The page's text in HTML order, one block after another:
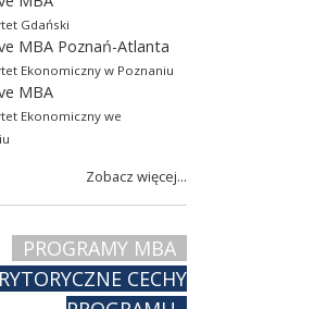
Gdański
MBA Poznań-Atlanta
Ekonomiczny w Poznaniu
MBA
Ekonomiczny we
Zobacz więcej...
PROGRAMY MBA
CECHY